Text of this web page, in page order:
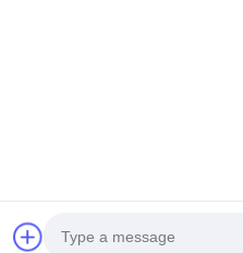
سياسة الخصوصية